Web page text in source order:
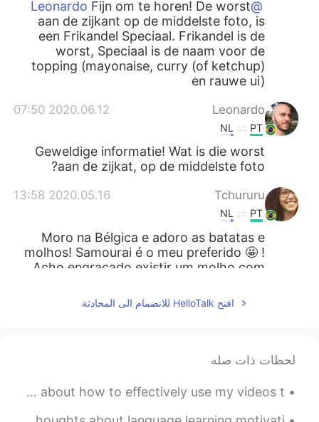
@Leonardo
Fijn om te horen! De worst
aan de zijkant op de middelste foto, is
een Frikandel Speciaal. Frikandel is de
worst, Speciaal is de naam voor de
topping (mayonaise, curry (of ketchup)
en rauwe ui)
Leonardo
2020.06.12 07:50
PT
NL
Geweldige informatie! Wat is die worst
aan de zijkat, op de middelste foto?
Tchururu
2020.05.16 13:58
PT
NL
Moro na Bélgica e adoro as batatas e
molhos! Samourai é o meu preferido 🤩 !
Acho engraçado existir um molho com
2020.05.15 15:11
Delicioso
PT
ES
افتح HelloTalk للانضمام الى المحادثة
لحظات ذات صله
In today’s English listening practice video, I give tips about how to effectively use my videos t...